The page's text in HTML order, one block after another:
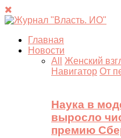
Главная
Новости
All
Женский
Навигатор От
Наука в
выросло
премию